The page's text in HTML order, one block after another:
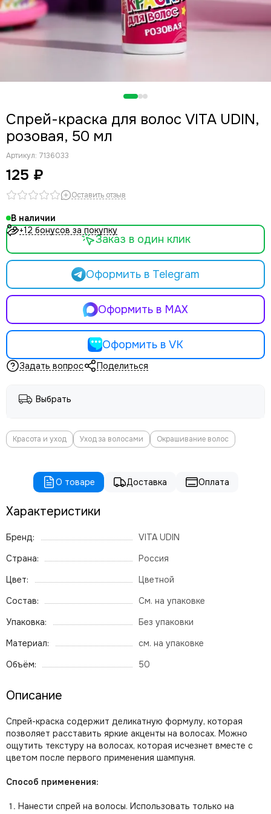
Спрей-краска для волос VITA UDIN,
розовая, 50 мл
Артикул: 7136033
125 ₽
Оставить отзыв
В наличии
+12 бонусов за покупку
Оформить в Telegram
Оформить в MAX
Оформить в VK
Заказ в один клик
Задать вопрос Поделиться
Выбрать
Красота и уход Уход за волосами Окрашивание волос
О товаре Доставка Оплата
Характеристики
Бренд:
VITA UDIN
Страна:
Россия
Цвет:
Цветной
Состав:
См. на упаковке
Упаковка:
Без упаковки
Материал:
см. на упаковке
Объём:
50
Описание
Спрей-краска содержит деликатную формулу, которая
позволяет расставить яркие акценты на волосах. Можно
ощутить текстуру на волосах, которая исчезнет вместе с
цветом после первого применения шампуня.
Способ применения:
Нанести спрей на волосы. Использовать только на